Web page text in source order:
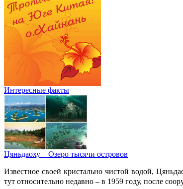
Интересные факты
Цяньдаоху – Озеро тысячи островов
Известное своей кристально чистой водой,
тут относительно недавно – в 1959 году, после